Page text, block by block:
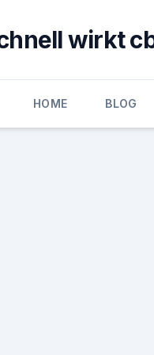
wirkt
HOME BLOG